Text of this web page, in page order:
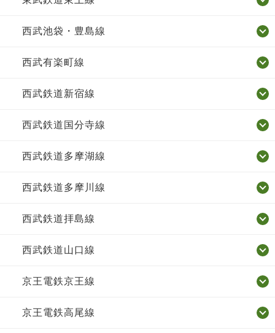
西武池袋・豊島線
西武有楽町線
西武鉄道新宿線
西武鉄道国分寺線
西武鉄道多摩湖線
西武鉄道多摩川線
西武鉄道拝島線
西武鉄道山口線
京王電鉄京王線
京王電鉄高尾線